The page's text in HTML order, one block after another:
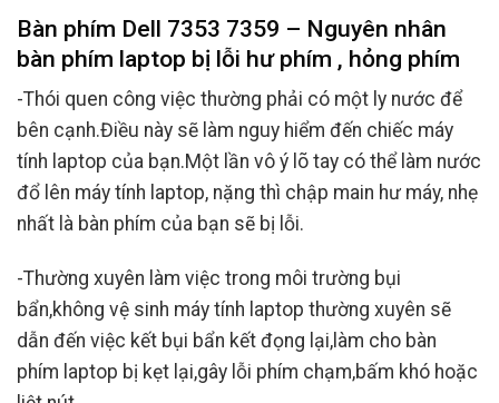
Bàn phím Dell 7353 7359 – Nguyên nhân
bàn phím laptop bị lỗi hư phím , hỏng phím
-Thói quen công việc thường phải có một ly nước để
bên cạnh.Điều này sẽ làm nguy hiểm đến chiếc máy
tính laptop của bạn.Một lần vô ý lõ tay có thể làm nước
đổ lên máy tính laptop, nặng thì chập main hư máy, nhẹ
nhất là bàn phím của bạn sẽ bị lỗi.
-Thường xuyên làm việc trong môi trường bụi
bẩn,không vệ sinh máy tính laptop thường xuyên sẽ
dẫn đến việc kết bụi bẩn kết đọng lại,làm cho bàn
phím laptop bị kẹt lại,gây lỗi phím chạm,bấm khó hoặc